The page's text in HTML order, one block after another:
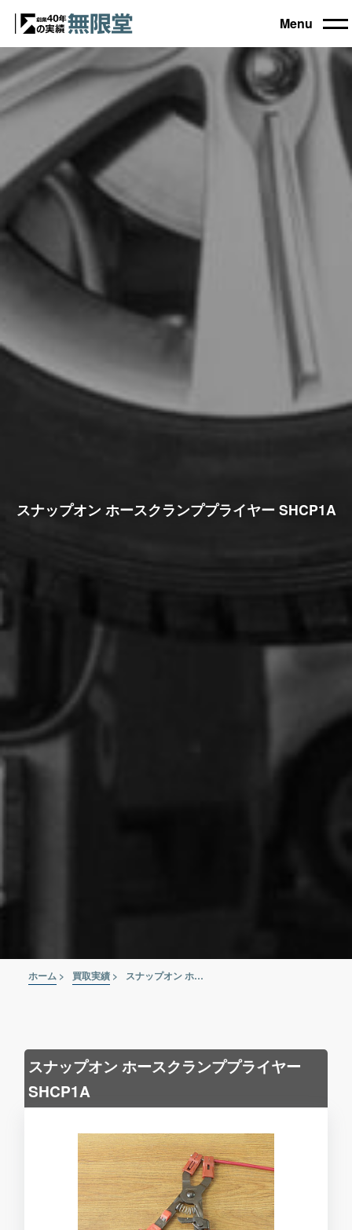
トップ
買取機器一覧
自動車設備機械
工作機械
農業・林業機械
木工機械
コラム
お電話でのご相談もお気軽に
0120-031903
Menu
スナップオン ホースクランププライヤー SHCP1A
ホーム > 買取実績 > スナップオン ホースクランププライヤー SHCP1A
スナップオン ホースクランププライヤー
SHCP1A